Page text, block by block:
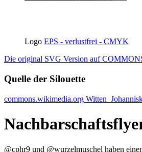
Logo EPS - verlustfrei - CMYK
Die original SVG Version auf
Quelle der Silouette
commons.wikimedia.org
@cphr9 und @wurzelmuschel haben